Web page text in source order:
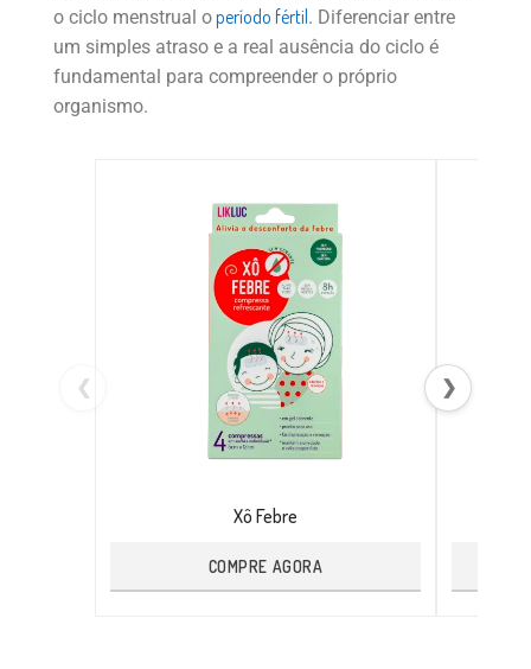
o ciclo menstrual operíodo fértil. Diferenciar entre
um simples atraso e a real ausência do ciclo é
fundamental para compreender o próprio
organismo.
❮
Xô Febre
COMPRE AGORA
❯